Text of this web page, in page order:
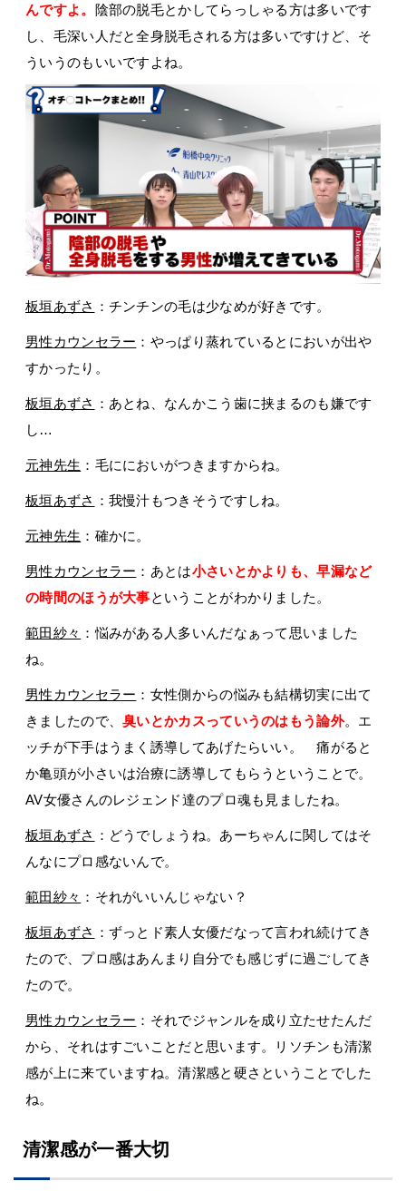
んですよ。 陰部の脱毛とかしてらっしゃる方は多いです
し、毛深い人だと全身脱毛される方は多いですけど、そ
ういうのもいいですよね。
板垣あずさ ：チンチンの毛は少なめが好きです。
男性カウンセラー ：やっぱり蒸れているとにおいが出や
すかったり。
板垣あずさ ：あとね、なんかこう歯に挟まるのも嫌です
し…
元神先生 ：毛ににおいがつきますからね。
板垣あずさ ：我慢汁もつきそうですしね。
元神先生 ：確かに。
男性カウンセラー ：あとは小さいとかよりも、早漏など
の時間のほうが大事ということがわかりました。
範田紗々 ：悩みがある人多いんだなぁって思いました
ね。
男性カウンセラー ：女性側からの悩みも結構切実に出て
きましたので、臭いとかカスっていうのはもう論外。エ
ッチが下手はうまく誘導してあげたらいい。 痛がると
か亀頭が小さいは治療に誘導してもらうということで。
AV女優さんのレジェンド達のプロ魂も見ましたね。
板垣あずさ ：どうでしょうね。あーちゃんに関してはそ
んなにプロ感ないんで。
範田紗々 ：それがいいんじゃない？
板垣あずさ ：ずっとド素人女優だなって言われ続けてき
たので、プロ感はあんまり自分でも感じずに過ごしてき
たので。
男性カウンセラー ：それでジャンルを成り立たせたんだ
から、それはすごいことだと思います。リソチンも清潔
感が上に来ていますね。清潔感と硬さということでした
ね。
清潔感が一番大切